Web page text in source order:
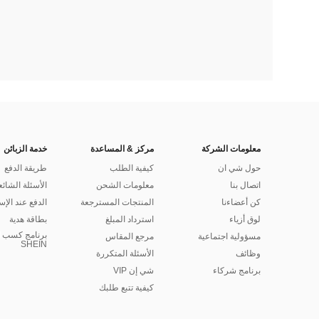
معلومات الشركة
حول شي ان
اتصال بنا
كن أعضاءنا
لوق أزياء
مسؤولية اجتماعية
وظائف
برنامج شركاء
مركز & المساعدة
كيفية الطلب
معلومات الشحن
المنتجات المسترجعة
استرداد المبلغ
مرجع المقاس
الأسئلة المتكررة
شي إن VIP
كيفية تتبع طلبك
خدمة الزبائن
طريقة الدفع
الأسئلة
الدفع عند
بطاقة هدية
برنامج كسب
SHEIN